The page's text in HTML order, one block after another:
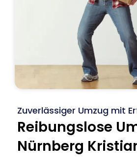
Zuverlässiger Umzug mit
Reibungslose
Nürnberg